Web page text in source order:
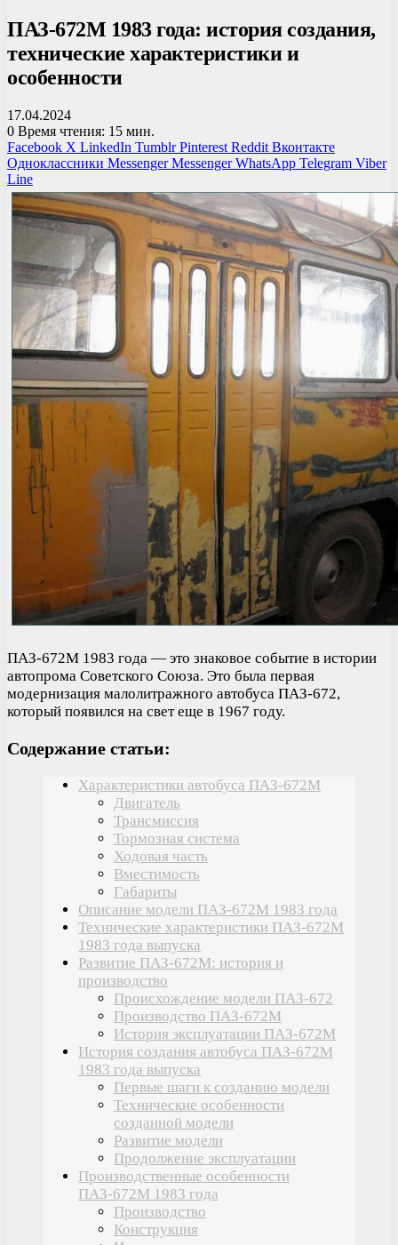
ПАЗ-672М 1983 года: история создания,
технические характеристики и
особенности
17.04.2024
0 Время чтения: 15 мин.
Facebook X LinkedIn Tumblr Pinterest Reddit Вконтакте
Одноклассники Messenger Messenger WhatsApp Telegram Viber
Line
ПАЗ-672М 1983 года — это знаковое событие в истории
автопрома Советского Союза. Это была первая
модернизация малолитражного автобуса ПАЗ-672,
который появился на свет еще в 1967 году.
Содержание статьи:
Характеристики автобуса ПАЗ-672М
Двигатель
Трансмиссия
Тормозная система
Ходовая часть
Вместимость
Габариты
Описание модели ПАЗ-672М 1983 года
Технические характеристики ПАЗ-672М
1983 года выпуска
Развитие ПАЗ-672М: история и
производство
Происхождение модели ПАЗ-672
Производство ПАЗ-672М
История эксплуатации ПАЗ-672М
История создания автобуса ПАЗ-672М
1983 года выпуска
Первые шаги к созданию модели
Технические особенности
созданной модели
Развитие модели
Продолжение эксплуатации
Производственные особенности
ПАЗ-672М 1983 года
Производство
Конструкция